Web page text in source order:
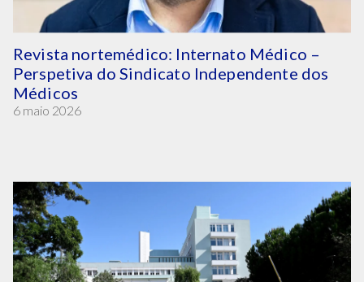
Revista nortemédico: Internato Médico –
Perspetiva do Sindicato Independente dos
Médicos
6 maio 2026